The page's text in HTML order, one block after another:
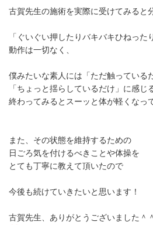
古賀先生の施術を実際に受けてみると
「ぐいぐい押したりバキバキひねった
動作は一切なく、
僕みたいな素人には「ただ触っている
「ちょっと揺らしているだけ」に感じ
終わってみるとスーッと体が軽くなっ
また、その状態を維持するための
日ごろ気を付けるべきことや体操を
とても丁寧に教えて頂いたので
今後も続けていきたいと思います！
古賀先生、ありがとうございました＾＾